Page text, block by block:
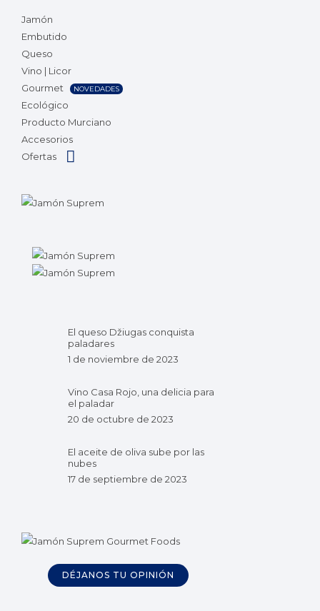
Jamón
Embutido
Queso
Vino | Licor
Gourmet
NOVEDADES
Ecológico
Producto Murciano
Accesorios
Ofertas
El queso Džiugas conquista
paladares
1 de noviembre de 2023
Vino Casa Rojo, una delicia para
el paladar
20 de octubre de 2023
El aceite de oliva sube por las
nubes
17 de septiembre de 2023
DÉJANOS TU OPINIÓN